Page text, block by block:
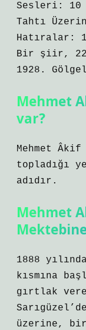
Sesleri:
Tahtı
Hatıralar:
Bir şiir,
1928.
Mehmet
var?
Mehmet
topladığı
adıdır.
Mehmet
1888
kısmına
gırtlak
üzerine, bir